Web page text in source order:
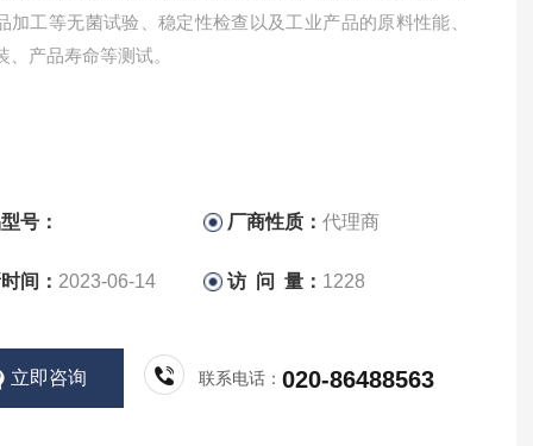
加工等无菌试验、稳定性检查以及工业产品的原料性能、
、产品寿命等测试。
号： 厂商性质：代理商
间： 2023-06-14 访 问 量： 1228
立即咨询 联系电话：020-86488563